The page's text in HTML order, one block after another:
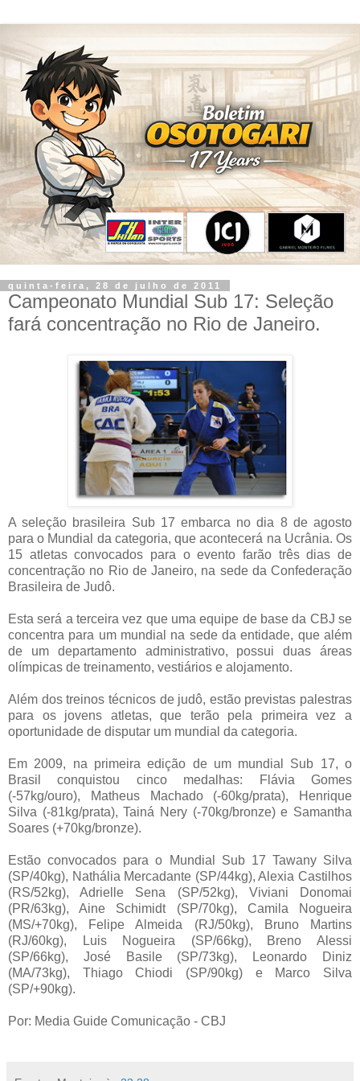
quinta-feira, 28 de julho de 2011
Campeonato Mundial Sub 17: Seleção
fará concentração no Rio de Janeiro.
A seleção brasileira Sub 17 embarca no dia 8 de agosto
para o Mundial da categoria, que acontecerá na Ucrânia. Os
15 atletas convocados para o evento farão três dias de
concentração no Rio de Janeiro, na sede da Confederação
Brasileira de Judô.
Esta será a terceira vez que uma equipe de base da CBJ se
concentra para um mundial na sede da entidade, que além
de um departamento administrativo, possui duas áreas
olímpicas de treinamento, vestiários e alojamento.
Além dos treinos técnicos de judô, estão previstas palestras
para os jovens atletas, que terão pela primeira vez a
oportunidade de disputar um mundial da categoria.
Em 2009, na primeira edição de um mundial Sub 17, o
Brasil conquistou cinco medalhas: Flávia Gomes
(-57kg/ouro), Matheus Machado (-60kg/prata), Henrique
Silva (-81kg/prata), Tainá Nery (-70kg/bronze) e Samantha
Soares (+70kg/bronze).
Estão convocados para o Mundial Sub 17 Tawany Silva
(SP/40kg), Nathália Mercadante (SP/44kg), Alexia Castilhos
(RS/52kg), Adrielle Sena (SP/52kg), Viviani Donomai
(PR/63kg), Aine Schimidt (SP/70kg), Camila Nogueira
(MS/+70kg), Felipe Almeida (RJ/50kg), Bruno Martins
(RJ/60kg), Luis Nogueira (SP/66kg), Breno Alessi
(SP/66kg), José Basile (SP/73kg), Leonardo Diniz
(MA/73kg), Thiago Chiodi (SP/90kg) e Marco Silva
(SP/+90kg).
Por: Media Guide Comunicação - CBJ